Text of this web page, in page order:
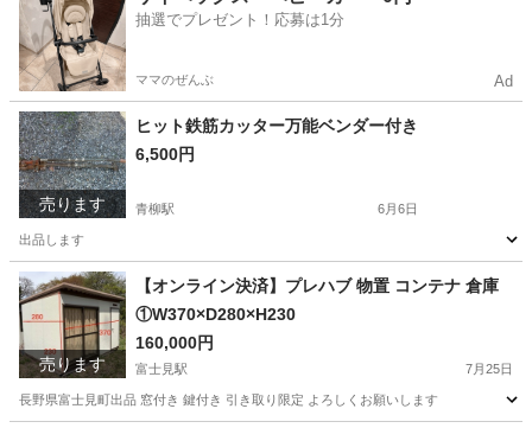
抽選でプレゼント！応募は1分
ママのぜんぶ Ad
売ります
ヒット鉄筋カッター万能ベンダー付き
6,500円
青柳駅 6月6日
出品します
長野 茅野市 青柳駅 メンテナンス用品 鉄筋
売ります
【オンライン決済】プレハブ 物置 コンテナ 倉庫
①W370×D280×H230
160,000円
富士見駅 7月25日
長野県富士見町出品 窓付き 鍵付き 引き取り限定 よろしくお願いします